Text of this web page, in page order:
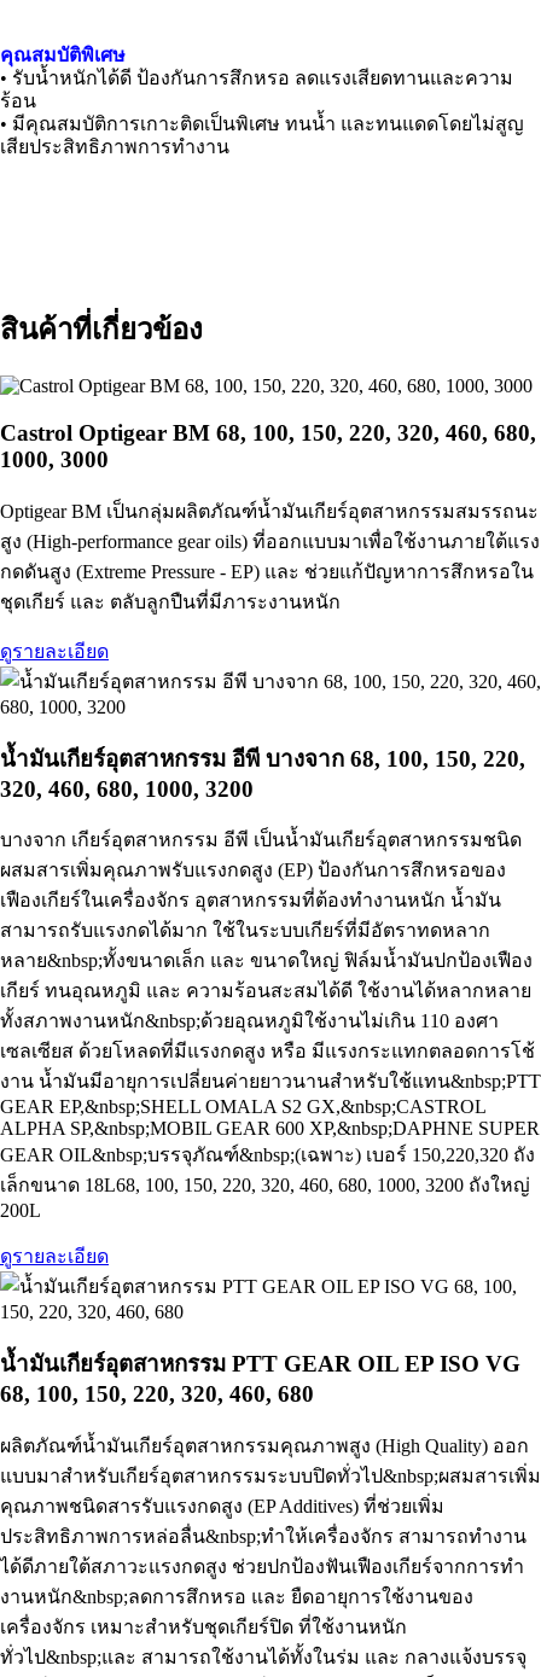
คุณสมบัติพิเศษ
• รับน้ำหนักได้ดี ป้องกันการสึกหรอ ลดแรงเสียดทานและความ
ร้อน
• มีคุณสมบัติการเกาะติดเป็นพิเศษ ทนน้ำ และทนแดดโดยไม่สูญ
เสียประสิทธิภาพการทำงาน
สินค้าที่เกี่ยวข้อง
Castrol Optigear BM 68, 100, 150, 220, 320, 460, 680,
1000, 3000
Optigear BM เป็นกลุ่มผลิตภัณฑ์น้ำมันเกียร์อุตสาหกรรมสมรรถนะ
สูง (High-performance gear oils) ที่ออกแบบมาเพื่อใช้งานภายใต้แรง
กดดันสูง (Extreme Pressure - EP) และ ช่วยแก้ปัญหาการสึกหรอใน
ชุดเกียร์ และ ตลับลูกปืนที่มีภาระงานหนัก
ดูรายละเอียด
น้ำมันเกียร์อุตสาหกรรม อีพี บางจาก 68, 100, 150, 220,
320, 460, 680, 1000, 3200
บางจาก เกียร์อุตสาหกรรม อีพี เป็นน้ำมันเกียร์อุตสาหกรรมชนิด
ผสมสารเพิ่มคุณภาพรับแรงกดสูง (EP) ป้องกันการสึกหรอของ
เฟืองเกียร์ในเครื่องจักร อุตสาหกรรมที่ต้องทำงานหนัก น้ำมัน
สามารถรับแรงกดได้มาก ใช้ในระบบเกียร์ที่มีอัตราทดหลาก
หลาย&nbsp;ทั้งขนาดเล็ก และ ขนาดใหญ่ ฟิล์มน้ำมันปกป้องเฟือง
เกียร์ ทนอุณหภูมิ และ ความร้อนสะสมได้ดี ใช้งานได้หลากหลาย
ทั้งสภาพงานหนัก&nbsp;ด้วยอุณหภูมิใช้งานไม่เกิน 110 องศา
เซลเซียส ด้วยโหลดที่มีแรงกดสูง หรือ มีแรงกระแทกตลอดการโช้
งาน น้ำมันมีอายุการเปลี่ยนค่ายยาวนานสำหรับใช้แทน&nbsp;PTT
GEAR EP,&nbsp;SHELL OMALA S2 GX,&nbsp;CASTROL
ALPHA SP,&nbsp;MOBIL GEAR 600 XP,&nbsp;DAPHNE SUPER
GEAR OIL&nbsp;บรรจุภัณฑ์&nbsp;(เฉพาะ) เบอร์ 150,220,320 ถัง
เล็กขนาด 18L68, 100, 150, 220, 320, 460, 680, 1000, 3200 ถังใหญ่
200L
ดูรายละเอียด
น้ำมันเกียร์อุตสาหกรรม PTT GEAR OIL EP ISO VG
68, 100, 150, 220, 320, 460, 680
ผลิตภัณฑ์น้ำมันเกียร์อุตสาหกรรมคุณภาพสูง (High Quality) ออก
แบบมาสําหรับเกียร์อุตสาหกรรมระบบปิดทั่วไป&nbsp;ผสมสารเพิ่ม
คุณภาพชนิดสารรับแรงกดสูง (EP Additives) ที่ช่วยเพิ่ม
ประสิทธิภาพการหล่อลื่น&nbsp;ทําให้เครื่องจักร สามารถทํางาน
ได้ดีภายใต้สภาวะแรงกดสูง ช่วยปกป้องฟันเฟืองเกียร์จากการทํา
งานหนัก&nbsp;ลดการสึกหรอ และ ยืดอายุการใช้งานของ
เครื่องจักร เหมาะสําหรับชุดเกียร์ปิด ที่ใช้งานหนัก
ทั่วไป&nbsp;และ สามารถใช้งานได้ทั้งในร่ม และ กลางแจ้งบรรจุ